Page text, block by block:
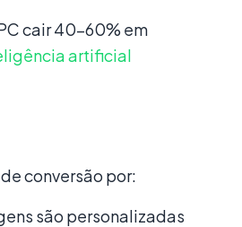
cair 40–60% em
artificial
conversão por:
são personalizadas